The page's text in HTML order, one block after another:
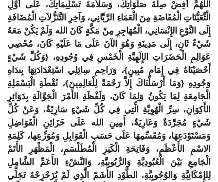
اللَّهُمَّ أَفِضْ صِلَةَ صَلَوَاتِكَ، وَسَلاَمَةَ تَسْلِيمَاتِكَ، عَلَى أَوَّلِ
الْتَّعَيُّنَاتِ الْمُفَاضَةِ مِنَ الْعَمَاءِ الرَّبَّانِي، وَآخِرِ التَّنَزُّلاَتِ الْمُضَافَةِ
إِلَى النَّوْعِ الإِنْسَانِي، الْمُهَاجِرِ مِنْ مَكَّةٍ كَانَ الله وَلَمْ يَكُنْ مَعَهُ
شَيْءٌ ثَانٍ، إِلَى مَدِينَةِ وَهُوَ الآنَ عَلَى مَا عَلَيْهِ كَانَ، مُحْصِي
عَوَالِمِ الْحَضَرَاتِ الإِلَهِيَّةِ الْخَمْسِ فِي وُجُودِهِ، {وَكُلَّ شَيْءٍ
أَحْصَيْنَاهُ فِي إِمَامٍ مُبِينٍ}، وَرَاحِمِ سِائِلِي اسْتِعْدَادَتِهَا بِندَاهِ
وَجُودِهِ {وَمَا أَرْسَلْنَاكَ إِلاَّ رَحْمَةً لِلْعَالِمِينَ}، نُقْطَةِ الْبَسْمَلِةِ
الْجَامِعَةِ لِمَا يَكُونُ وَلِمَا كَانَ، وَلَفْظَةِ الأَمْرَ الْجَوَّالَةِ بِدَوَائِرِ
الأَكِوَانِ، سِرِّ الْهُوِيَّةِ الِّتِي فِي كُلِّ شَيْءٍ سَارِيًةٌ، وَعَنْ كُلِّ
شَيْءٍ مُجَرَّدَةٌ وَعَارِيَةٌ، أَمِينِ الله عَلَى خَزَائِنِ الْفَوَاضِلِ
وَمَسْتَوْدَعِهَا، وَمُقَسِّمِهَا عَلَى حَسَبِ الْقَوَابِلِ وَمُوَزِّعِها، كَلِمَةِ
الاسْمِ الأَعْظَمِ، وَفَاتِحَةِ الْكَنِزِ الْمُطَلْسَمِ، الْمَظْهَرِ الأَتَمْ
الْجَامِعِ بَيْنَ الْعُبُودِيَّةِ وَالرُّبُوبِيَّةِ، وَالنَّشْءِ الأَعَمِّ الشَّامِلِ
لِلإِمْكَانِيَّةِ وَالوُجُوبِيَّةِ، الطَّوْدِ الأَشَمّ الَّذِي لَمْ يُزَحْزِحْهُ تَجَلِّي